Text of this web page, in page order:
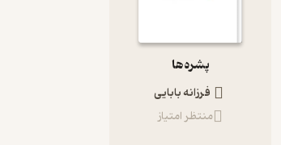
پشره‌ها
فرزانه بابایی
منتظر امتیاز